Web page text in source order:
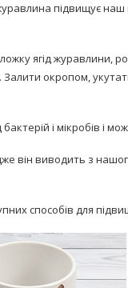
підвищує
ягід журавлини,
окропом,
і мікробів і
він виводить з
способів для